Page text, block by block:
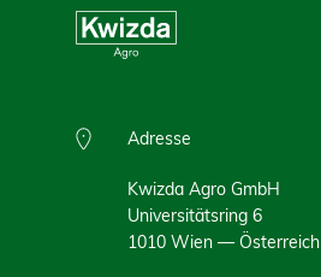
Adresse
Kwizda Agro GmbH
Universitätsring 6
1010 Wien — Österreich